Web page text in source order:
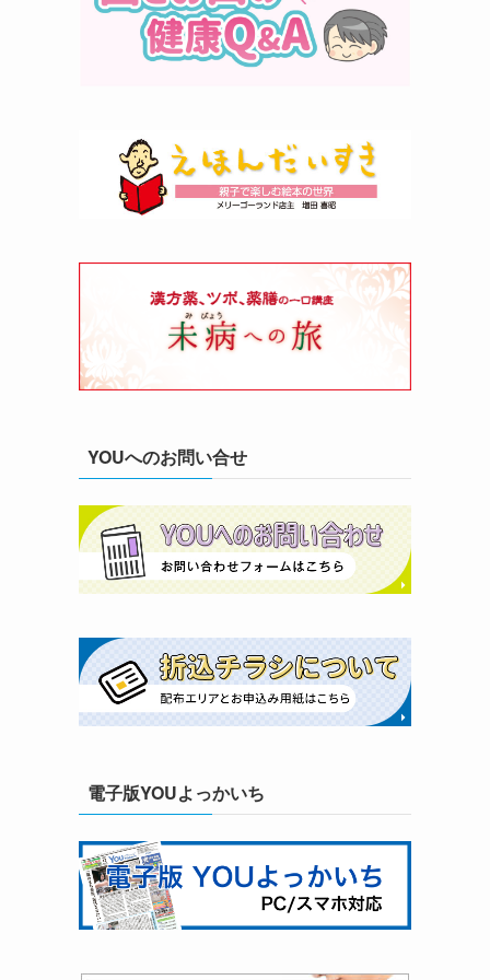
YOUへのお問い合せ
電子版YOUよっかいち